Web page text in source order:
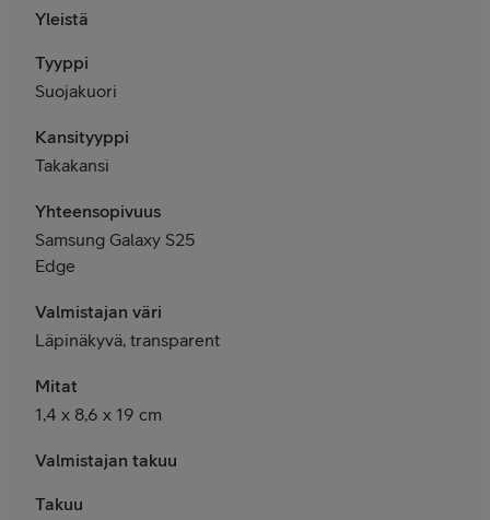
Yleistä
Tyyppi
Suojakuori
Kansityyppi
Takakansi
Yhteensopivuus
Samsung Galaxy S25
Edge
Valmistajan väri
Läpinäkyvä, transparent
Mitat
1,4 x 8,6 x 19 cm
Valmistajan takuu
Takuu